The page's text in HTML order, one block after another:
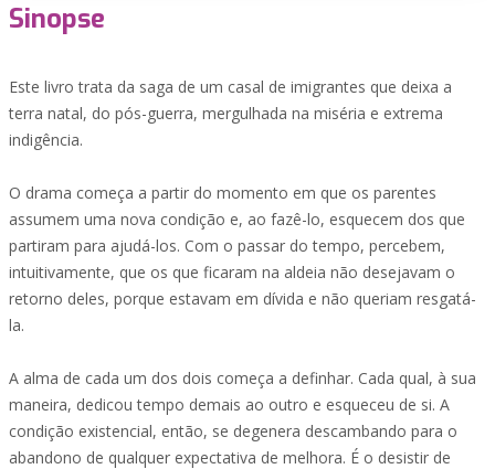
Sinopse
Este livro trata da saga de um casal de imigrantes que deixa a
terra natal, do pós-guerra, mergulhada na miséria e extrema
indigência.
O drama começa a partir do momento em que os parentes
assumem uma nova condição e, ao fazê-lo, esquecem dos que
partiram para ajudá-los. Com o passar do tempo, percebem,
intuitivamente, que os que ficaram na aldeia não desejavam o
retorno deles, porque estavam em dívida e não queriam resgatá-
la.
A alma de cada um dos dois começa a definhar. Cada qual, à sua
maneira, dedicou tempo demais ao outro e esqueceu de si. A
condição existencial, então, se degenera descambando para o
abandono de qualquer expectativa de melhora. É o desistir de